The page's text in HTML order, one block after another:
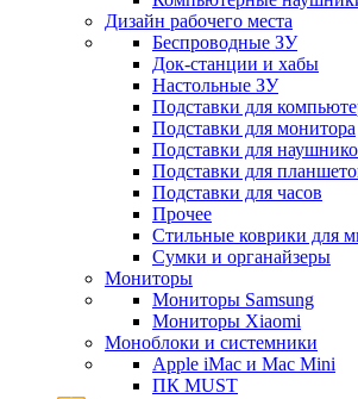
Дизайн рабочего места
Беспроводные ЗУ
Док-станции и хабы
Настольные ЗУ
Подставки для
Подставки для монитора
Подставки для
Подставки для
Подставки для часов
Прочее
Стильные коврики для
Сумки и органайзеры
Мониторы
Мониторы Samsung
Мониторы Xiaomi
Моноблоки и системники
Apple iMac и Mac Mini
ПК MUST